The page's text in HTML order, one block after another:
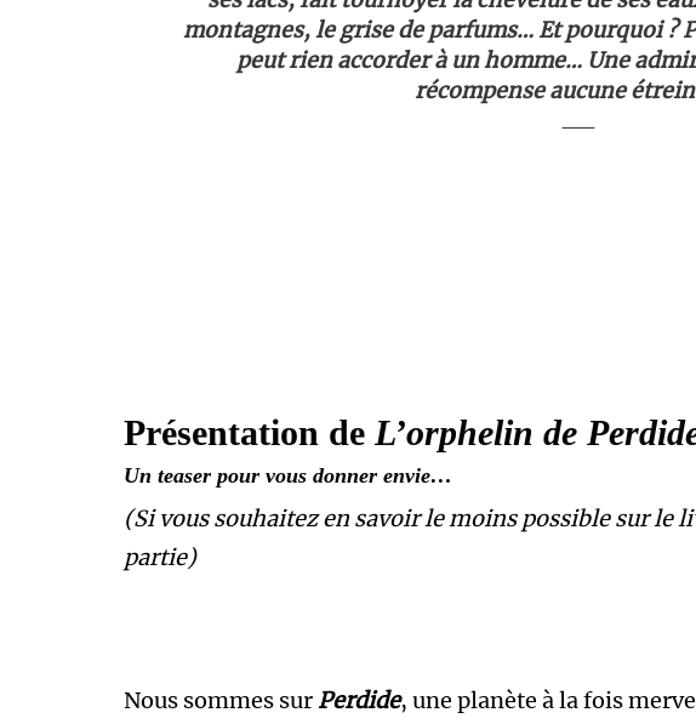
montagnes, le grise de parfums… Et pourquoi ?
peut rien accorder à un homme… Une
récompense aucune
Présentation de L’orphelin de
Un teaser pour vous donner envie…
(Si vous souhaitez en savoir le moins possible sur le
partie)
Nous sommes surPerdide, une planète à la fois